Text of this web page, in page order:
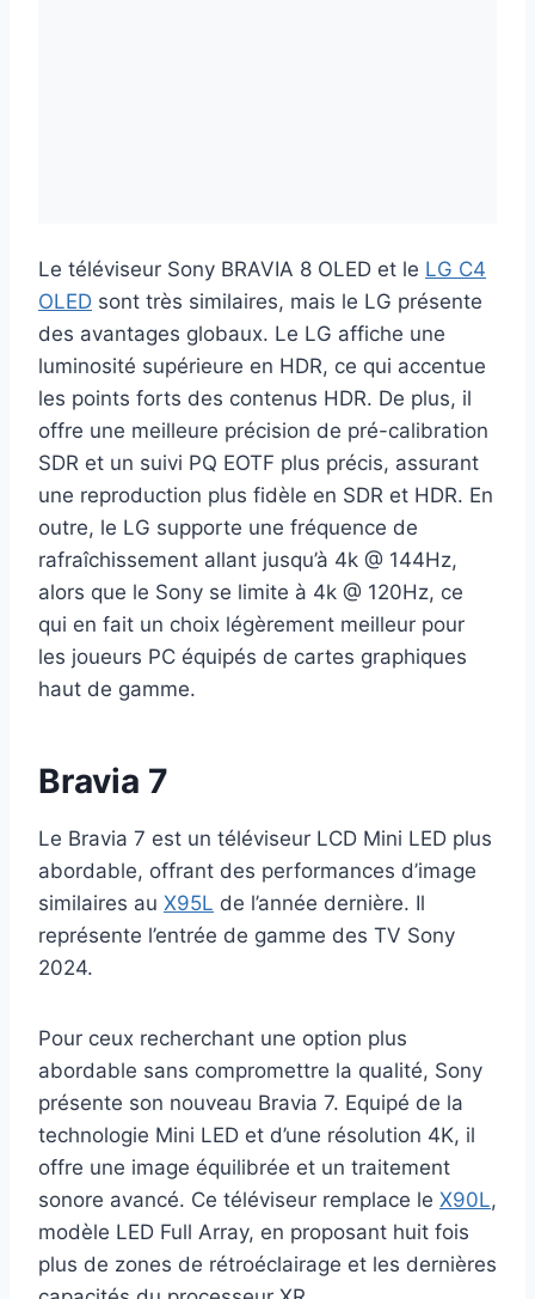
Le téléviseur Sony BRAVIA 8 OLED et le LG C4
OLED sont très similaires, mais le LG présente
des avantages globaux. Le LG affiche une
luminosité supérieure en HDR, ce qui accentue
les points forts des contenus HDR. De plus, il
offre une meilleure précision de pré-calibration
SDR et un suivi PQ EOTF plus précis, assurant
une reproduction plus fidèle en SDR et HDR. En
outre, le LG supporte une fréquence de
rafraîchissement allant jusqu’à 4k @ 144Hz,
alors que le Sony se limite à 4k @ 120Hz, ce
qui en fait un choix légèrement meilleur pour
les joueurs PC équipés de cartes graphiques
haut de gamme.
Bravia 7
Le Bravia 7 est un téléviseur LCD Mini LED plus
abordable, offrant des performances d’image
similaires au X95L de l’année dernière. Il
représente l’entrée de gamme des TV Sony
2024.
Pour ceux recherchant une option plus
abordable sans compromettre la qualité, Sony
présente son nouveau Bravia 7. Equipé de la
technologie Mini LED et d’une résolution 4K, il
offre une image équilibrée et un traitement
sonore avancé. Ce téléviseur remplace le X90L,
modèle LED Full Array, en proposant huit fois
plus de zones de rétroéclairage et les dernières